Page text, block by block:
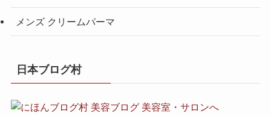
メンズ クリームパーマ
日本ブログ村